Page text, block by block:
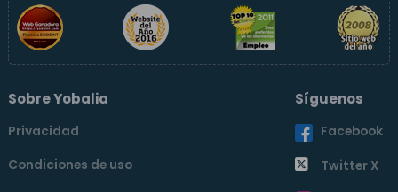
Sobre Yobalia
Privacidad
Condiciones de uso
Síguenos
Facebook
Twitter X